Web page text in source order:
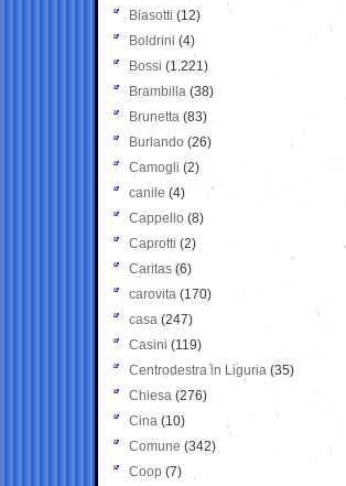
Biasotti (12)
Boldrini (4)
Bossi (1.221)
Brambilla (38)
Brunetta (83)
Burlando (26)
Camogli (2)
canile (4)
Cappello (8)
Caprotti (2)
Caritas (6)
carovita (170)
casa (247)
Casini (119)
Centrodestra in Liguria (35)
Chiesa (276)
Cina (10)
Comune (342)
Coop (7)